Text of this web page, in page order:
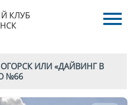
КЛУБ
ИЛИ «ДАЙВИНГ В
№66